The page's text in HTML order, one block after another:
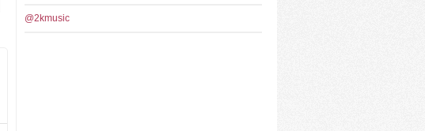
@2kmusic